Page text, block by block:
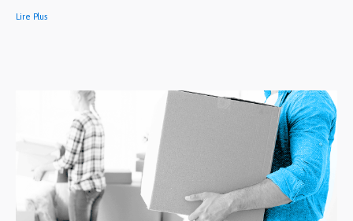
Lire Plus